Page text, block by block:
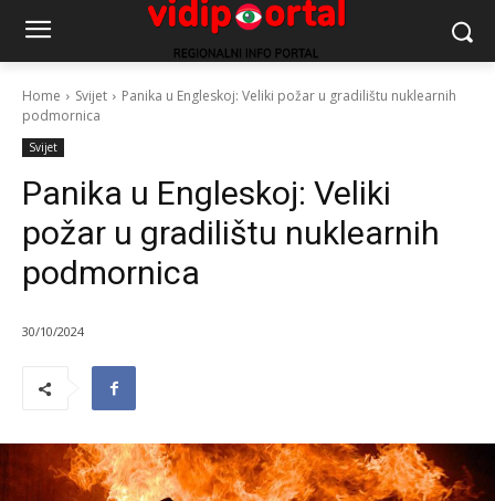
Home Svijet
Panika u Engleskoj: Veliki požar u gradilištu nuklearnih
podmornica
Svijet
Panika u Engleskoj: Veliki
požar u gradilištu nuklearnih
podmornica
30/10/2024